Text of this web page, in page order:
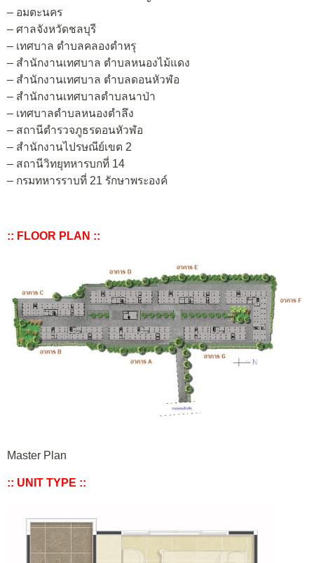
– อมตะนคร
– ศาลจังหวัดชลบุรี
– เทศบาล ตำบลคลองตำหรุ
– สำนักงานเทศบาล ตำบลหนองไม้แดง
– สำนักงานเทศบาล ตำบลดอนหัวฬ่อ
– สำนักงานเทศบาลตำบลนาป่า
– เทศบาลตำบลหนองตำลึง
– สถานีตำรวจภูธรดอนหัวฬ่อ
– สำนักงานไปรษณีย์เขต 2
– สถานีวิทยุทหารบกที่ 14
– กรมทหารราบที่ 21 รักษาพระองค์
:: FLOOR PLAN ::
Master Plan
:: UNIT TYPE ::